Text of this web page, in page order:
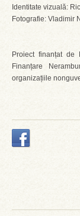
Identitate vizuală:
Fotografie: Vladimir
Proiect finanțat de
Finanțare
organizațiile